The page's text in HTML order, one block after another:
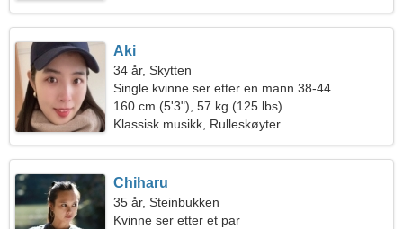
Aki
34 år, Skytten
Single kvinne ser etter en mann 38-44
160 cm (5'3"), 57 kg (125 lbs)
Klassisk musikk, Rulleskøyter
Chiharu
35 år, Steinbukken
Kvinne ser etter et par